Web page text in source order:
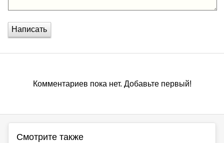
Написать
Комментариев пока нет. Добавьте первый!
Смотрите также